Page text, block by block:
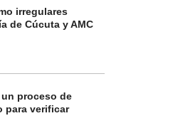
irregulares
de Cúcuta y AMC
proceso de
para verificar